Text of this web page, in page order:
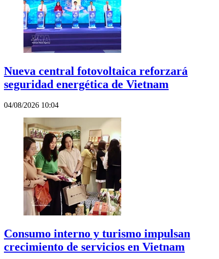
Nueva central fotovoltaica reforzará
seguridad energética de Vietnam
04/08/2026 10:04
Consumo interno y turismo impulsan
crecimiento de servicios en Vietnam